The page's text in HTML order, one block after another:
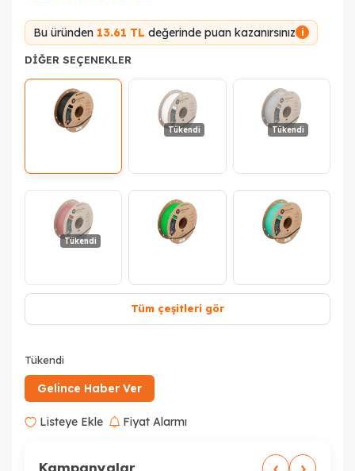
Bu üründen 13.61 TL değerinde puan kazanırsınız i
DIĞER SEÇENEKLER
Tükendi Tükendi
Tükendi
Tüm çeşitleri gör
Tükendi
Gelince Haber Ver
Listeye Ekle Fiyat Alarmı
Kampanyalar